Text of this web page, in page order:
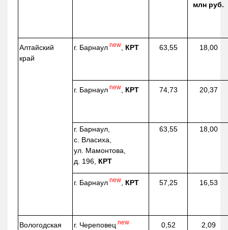
млн руб.
Алтайский
край
г. Барнаул new КРТ 63,55 18,00
г. Барнаул new КРТ 74,73 20,37
г. Барнаул,
с. Власиха,
ул. Мамонтова,
д. 196, КРТ
63,55 18,00
г. Барнаул new КРТ 57,25 16,53
Вологодская
г. Череповец new 0,52 2,09